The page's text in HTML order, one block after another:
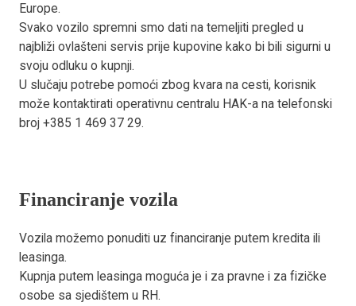
Europe.
Svako vozilo spremni smo dati na temeljiti pregled u
najbliži ovlašteni servis prije kupovine kako bi bili sigurni u
svoju odluku o kupnji.
U slučaju potrebe pomoći zbog kvara na cesti, korisnik
može kontaktirati operativnu centralu HAK-a na telefonski
broj +385 1 469 37 29.
Financiranje vozila
Vozila možemo ponuditi uz financiranje putem kredita ili
leasinga.
Kupnja putem leasinga moguća je i za pravne i za fizičke
osobe sa sjedištem u RH.